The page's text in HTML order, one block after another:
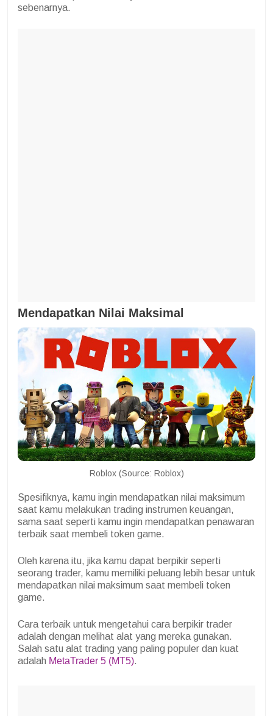
sebenarnya.
Mendapatkan Nilai Maksimal
Roblox (Source: Roblox)
Spesifiknya, kamu ingin mendapatkan nilai maksimum
saat kamu melakukan trading instrumen keuangan,
sama saat seperti kamu ingin mendapatkan penawaran
terbaik saat membeli token game.
Oleh karena itu, jika kamu dapat berpikir seperti
seorang trader, kamu memiliki peluang lebih besar untuk
mendapatkan nilai maksimum saat membeli token
game.
Cara terbaik untuk mengetahui cara berpikir trader
adalah dengan melihat alat yang mereka gunakan.
Salah satu alat trading yang paling populer dan kuat
adalah MetaTrader 5 (MT5).